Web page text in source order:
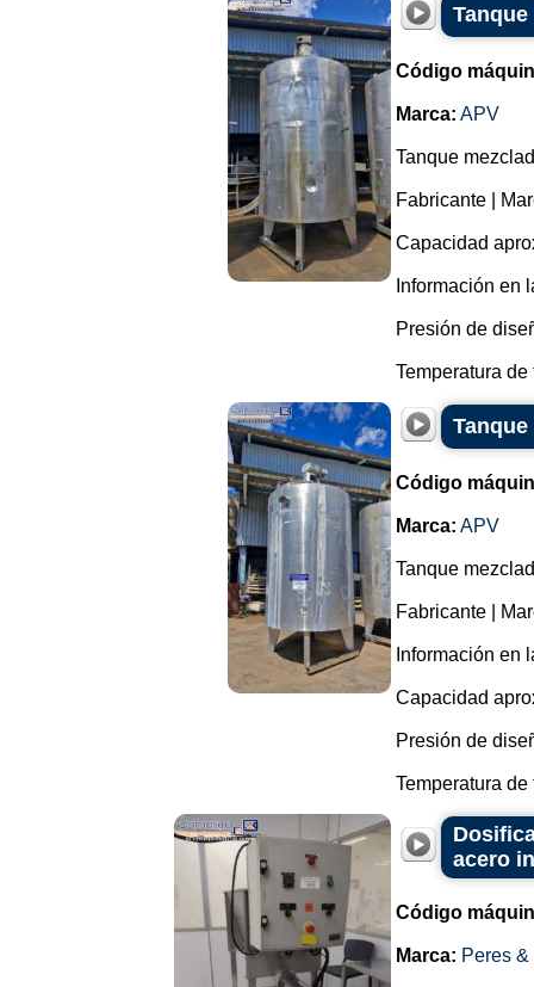
Código
Marca: APV
Tanque
Fabricante |
Capacidad
Información en
Presión de
Temperatura de
Código
Marca: APV
Tanque
Fabricante |
Información en
Capacidad
Presión de
Temperatura de
acero
Código
Marca: Peres